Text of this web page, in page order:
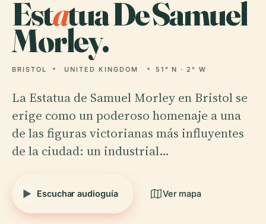
Estatua De Samuel
Morley.
BRISTOL UNITED KINGDOM 51° N · 2° W
La Estatua de Samuel Morley en Bristol se
erige como un poderoso homenaje a una
de las figuras victorianas más influyentes
de la ciudad: un industrial…
Escuchar audioguía Ver mapa